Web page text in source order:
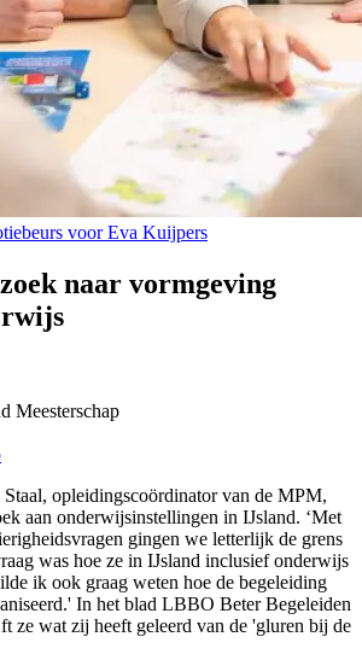
voor Eva Kuijpers
naar vormgeving
Meesterschap
opleidingscoördinator van de MPM,
aan onderwijsinstellingen in IJsland. ‘Met
gingen we letterlijk de grens
was hoe ze in IJsland inclusief onderwijs
ik ook graag weten hoe de begeleiding
In het blad LBBO Beter Begeleiden
ze wat zij heeft geleerd van de 'gluren bij de